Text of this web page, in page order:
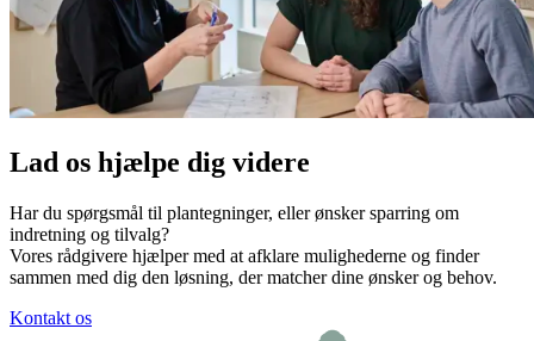
Lad os hjælpe dig videre
Har du spørgsmål til plantegninger, eller ønsker sparring om
indretning og tilvalg?
Vores rådgivere hjælper med at afklare mulighederne og finder
sammen med dig den løsning, der matcher dine ønsker og behov.
Kontakt os